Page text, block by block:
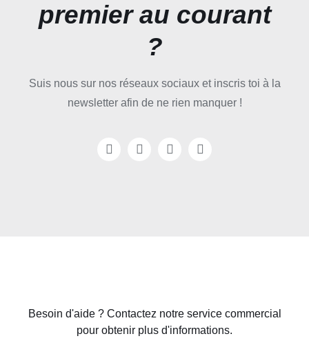
premier au courant
?
Suis nous sur nos réseaux sociaux et inscris toi à la
newsletter afin de ne rien manquer !
Besoin d'aide ? Contactez notre service commercial
pour obtenir plus d'informations.